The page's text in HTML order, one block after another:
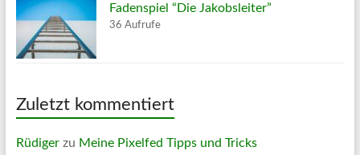
Fadenspiel “Die Jakobsleiter”
36 Aufrufe
Zuletzt kommentiert
Rüdigerzu Meine Pixelfed Tipps und Tricks